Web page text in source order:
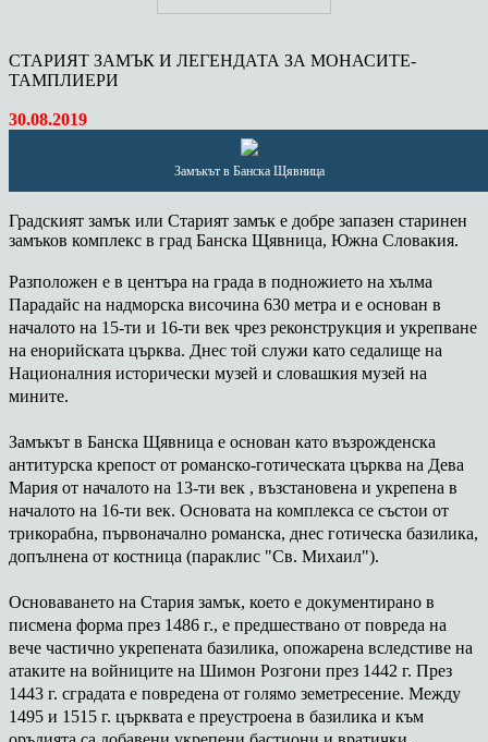
СТАРИЯТ ЗАМЪК И ЛЕГЕНДАТА ЗА МОНАСИТЕ-
ТАМПЛИЕРИ
30.08.2019
Замъкът в Банска Щявница
Градският замък или Старият замък е добре запазен старинен
замъков комплекс в град Банска Щявница, Южна Словакия.
Разположен е в центъра на града в подножието на хълма
Парадайс на надморска височина 630 метра и е основан в
началото на 15-ти и 16-ти век чрез реконструкция и укрепване
на енорийската църква. Днес той служи като седалище на
Националния исторически музей и словашкия музей на
мините.
Замъкът в Банска Щявница е основан като възрожденска
антитурска крепост от романско-готическата църква на Дева
Мария от началото на 13-ти век , възстановена и укрепена в
началото на 16-ти век. Основата на комплекса се състои от
трикорабна, първоначално романска, днес готическа базилика,
допълнена от костница (параклис "Св. Михаил").
Основаването на Стария замък, което е документирано в
писмена форма през 1486 г., е предшествано от повреда на
вече частично укрепената базилика, опожарена вследстиве на
атаките на войниците на Шимон Розгони през 1442 г. През
1443 г. сградата е повредена от голямо земетресение. Между
1495 и 1515 г. църквата е преустроена в базилика и към